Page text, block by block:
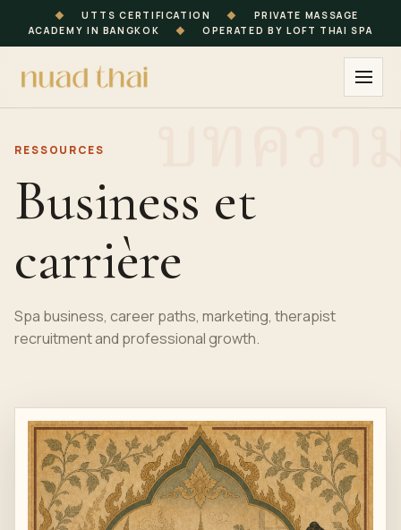
◆ UTTS CERTIFICATION ◆
PRIVATE MASSAGE
ACADEMY IN BANGKOK
◆ OPERATED BY LOFT THAI SPA
RESSOURCES
Business et
carrière
Spa business, career paths, marketing, therapist
recruitment and professional growth.